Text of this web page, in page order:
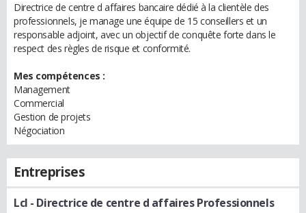
Directrice de centre d affaires bancaire dédié à la clientèle des
professionnels, je manage une équipe de 15 conseillers et un
responsable adjoint, avec un objectif de conquête forte dans le
respect des règles de risque et conformité.
Mes compétences :
Management
Commercial
Gestion de projets
Négociation
Entreprises
Lcl - Directrice de centre d affaires Professionnels